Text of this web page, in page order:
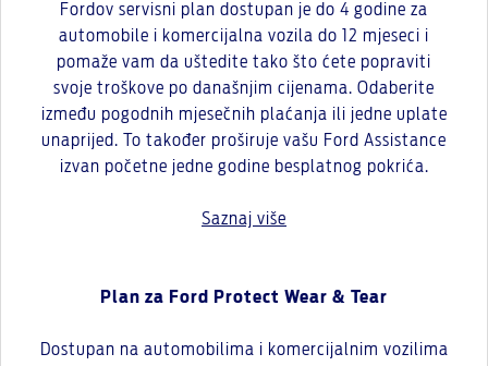
Fordov servisni plan dostupan je do 4 godine za
automobile i komercijalna vozila do 12 mjeseci i
pomaže vam da uštedite tako što ćete popraviti
svoje troškove po današnjim cijenama. Odaberite
između pogodnih mjesečnih plaćanja ili jedne uplate
unaprijed. To također proširuje vašu Ford Assistance
izvan početne jedne godine besplatnog pokrića.
Saznaj više
Plan za Ford Protect Wear & Tear
Dostupan na automobilima i komercijalnim vozilima